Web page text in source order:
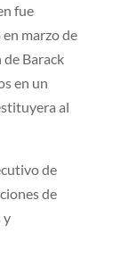
fue
marzo de
Barack
en un
al
de
de
y